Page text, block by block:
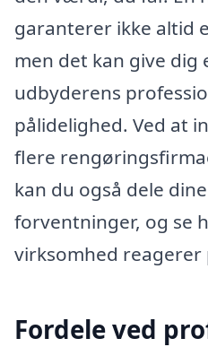
garanterer ikke altid
men det kan give dig
udbyderens
pålidelighed. Ved at
flere
kan du også dele
forventninger, og se
virksomhed reagerer
Fordele ved